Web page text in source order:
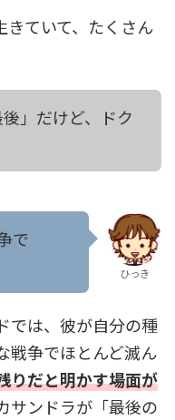
きていて、たくさん
」だけど、ドク
で
ひっき
では、彼が自分の種
戦争でほとんど滅ん
りだと明かす場面が
サンドラが「最後の